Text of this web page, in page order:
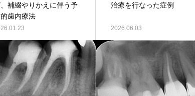
補綴やりかえに伴う予
歯内療法
治療を行なった症例
2026.06.03